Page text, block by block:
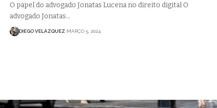
O papel do advogado Jonatas Lucena no direito digital O
advogado Jonatas…
DIEGO VELÁZQUEZ MARÇO 5, 2024